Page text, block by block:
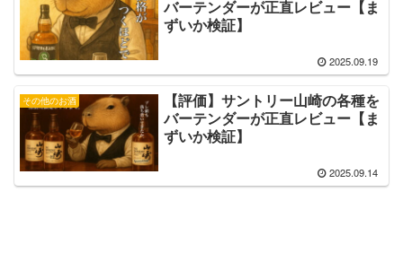
バーテンダーが正直レビュー【ま
ずいか検証】
2025.09.19
その他のお酒
【評価】サントリー山崎の各種を
バーテンダーが正直レビュー【ま
ずいか検証】
2025.09.14